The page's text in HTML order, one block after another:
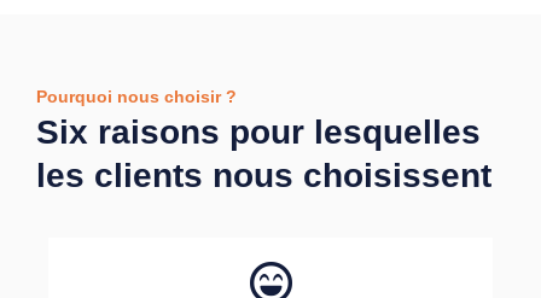
Pourquoi nous choisir ?
Six raisons pour lesquelles
les clients nous choisissent